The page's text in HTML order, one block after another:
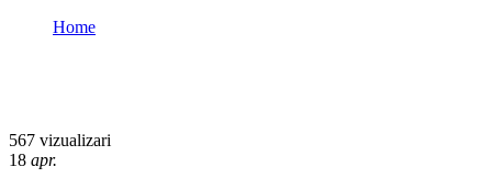
Home
567 vizualizari
18 apr.